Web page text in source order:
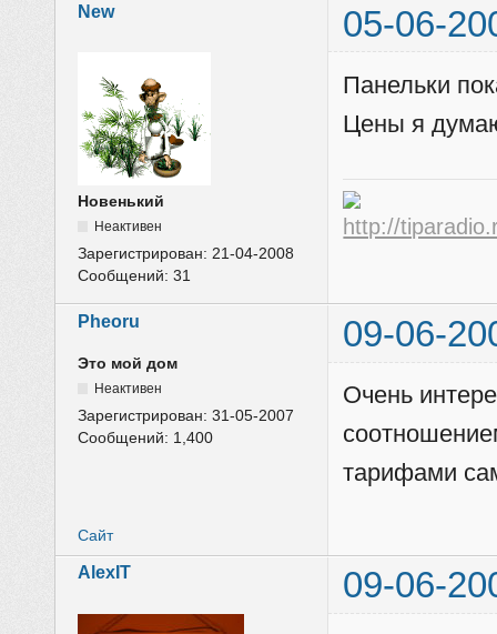
New 05-06-
Новенький
Неактивен
Зарегистрирован:21-04-2008
Сообщений:31
Панельки
Цены я
Pheoru 09-06-
Это мой дом
Неактивен
Зарегистрирован:31-05-2007
Сообщений: 1,400
Очень
тарифами
Сайт
AlexIT 09-06-